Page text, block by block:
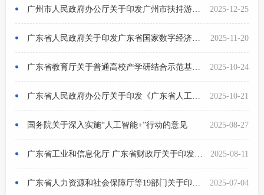
2025-12-25
广州市人民政府办公厅关于印发广州市扶持游戏电竞产业发展十八条措施的通知
2025-11-20
广东省人民政府关于印发广东省国家数字经济创新发展试验区建设方案（2025—2027年）的通知
2025-10-24
广东省教育厅关于普通高校产学研结合示范基地和科技成果转化项目的管理办法
2025-10-21
广东省人民政府办公厅关于印发《广东省人工智能赋能制造业高质量发展行动方案（2025—2027年）》的通知
2025-08-27
国务院关于深入实施“人工智能+”行动的意见
2025-08-11
广东省工业和信息化厅 广东省财政厅关于印发人工智能与机器人产业创新发展有关资金管理实施细则的通知
2025-07-04
广东省人力资源和社会保障厅等19部门关于印发《广东省“技能照亮前程 人才赋能产业”大规模职业技能提升培训行动方案（2025-2027年）》的通知